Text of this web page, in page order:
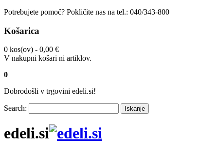
Potrebujete pomoč? Pokličite nas na tel.: 040/343-800
Košarica
0 kos(ov) - 0,00 €
V nakupni košari ni artiklov.
0
Dobrodošli v trgovini edeli.si!
Search: Iskanje
edeli.si